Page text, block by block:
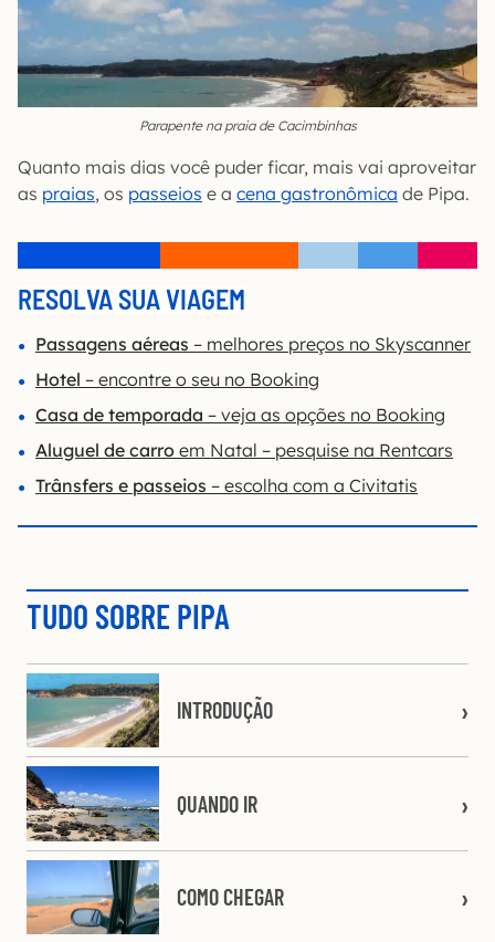
Parapente na praia de Cacimbinhas
Quanto mais dias você puder ficar, mais vai aproveitar
as praias, os passeios e a cena gastronômica de Pipa.
RESOLVA SUA VIAGEM
Passagens aéreas – melhores preços no Skyscanner
Hotel – encontre o seu no Booking
Casa de temporada – veja as opções no Booking
Aluguel de carro em Natal – pesquise na Rentcars
Trânsfers e passeios – escolha com a Civitatis
TUDO SOBRE PIPA
INTRODUÇÃO
QUANDO IR
COMO CHEGAR